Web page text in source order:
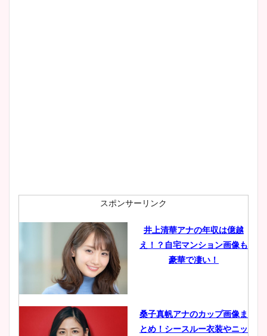
スポンサーリンク
井上清華アナの年収は億越
え！？自宅マンション画像も
豪華で凄い！
桑子真帆アナのカップ画像ま
とめ！シースルー衣装やニッ